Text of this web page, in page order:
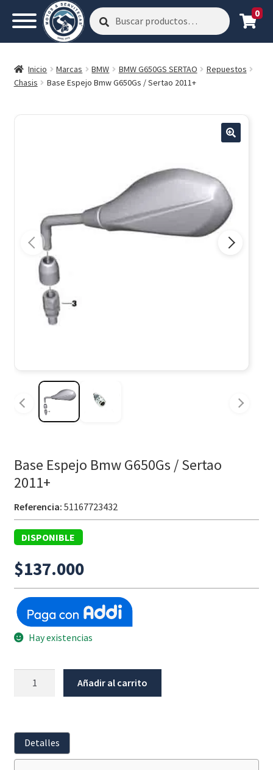
Buscar
por:
Buscar 0
Inicio Marcas BMW BMW G650GS SERTAO
Repuestos
Chasis
Base Espejo Bmw G650Gs / Sertao 2011+
Base Espejo Bmw G650Gs / Sertao
2011+
Referencia: 51167723432
DISPONIBLE
$137.000
Hay existencias
/
Sertao
Añadir al carrito
Detalles